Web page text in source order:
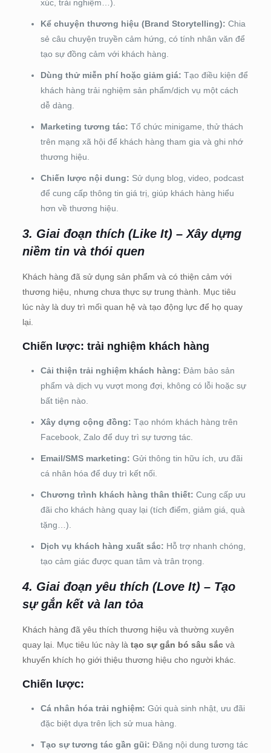
xúc, trải nghiệm…).
Kể chuyện thương hiệu (Brand Storytelling): Chia
sẻ câu chuyện truyền cảm hứng, có tính nhân văn để
tạo sự đồng cảm với khách hàng.
Dùng thử miễn phí hoặc giảm giá: Tạo điều kiện để
khách hàng trải nghiệm sản phẩm/dịch vụ một cách
dễ dàng.
Marketing tương tác: Tổ chức minigame, thử thách
trên mạng xã hội để khách hàng tham gia và ghi nhớ
thương hiệu.
Chiến lược nội dung: Sử dụng blog, video, podcast
để cung cấp thông tin giá trị, giúp khách hàng hiểu
hơn về thương hiệu.
3. Giai đoạn thích (Like It) – Xây dựng
niềm tin và thói quen
Khách hàng đã sử dụng sản phẩm và có thiện cảm với
thương hiệu, nhưng chưa thực sự trung thành. Mục tiêu
lúc này là duy trì mối quan hệ và tạo động lực để họ quay
lại.
Chiến lược: trải nghiệm khách hàng
Cải thiện trải nghiệm khách hàng: Đảm bảo sản
phẩm và dịch vụ vượt mong đợi, không có lỗi hoặc sự
bất tiện nào.
Xây dựng cộng đồng: Tạo nhóm khách hàng trên
Facebook, Zalo để duy trì sự tương tác.
Email/SMS marketing: Gửi thông tin hữu ích, ưu đãi
cá nhân hóa để duy trì kết nối.
Chương trình khách hàng thân thiết: Cung cấp ưu
đãi cho khách hàng quay lại (tích điểm, giảm giá, quà
tặng…).
Dịch vụ khách hàng xuất sắc: Hỗ trợ nhanh chóng,
tạo cảm giác được quan tâm và trân trọng.
4. Giai đoạn yêu thích (Love It) – Tạo
sự gắn kết và lan tỏa
Khách hàng đã yêu thích thương hiệu và thường xuyên
quay lại. Mục tiêu lúc này là tạo sự gắn bó sâu sắcvà
khuyến khích họ giới thiệu thương hiệu cho người khác.
Chiến lược:
Cá nhân hóa trải nghiệm: Gửi quà sinh nhật, ưu đãi
đặc biệt dựa trên lịch sử mua hàng.
Tạo sự tương tác gần gũi: Đăng nội dung tương tác